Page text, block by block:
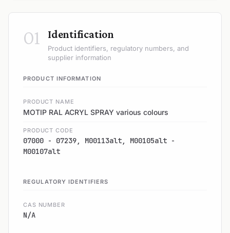
01 Identification
Product identifiers, regulatory numbers, and
supplier information
PRODUCT INFORMATION
PRODUCT NAME
MOTIP RAL ACRYL SPRAY various colours
PRODUCT CODE
07000 - 07239, M00113alt, M00105alt -
M00107alt
REGULATORY IDENTIFIERS
CAS NUMBER
N/A